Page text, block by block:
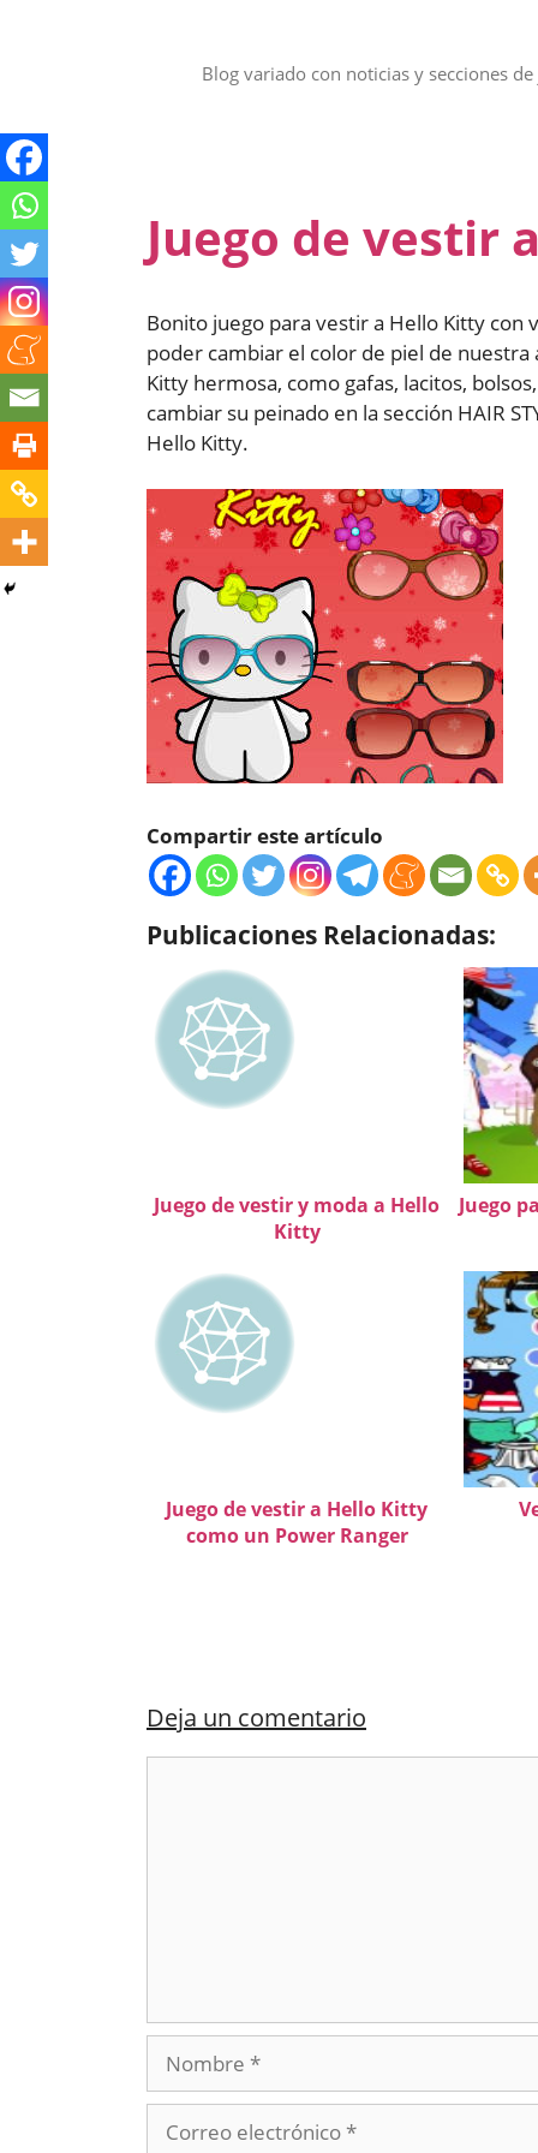
Blog variado con noticias y secciones
Juego de vestir
Bonito juego para vestir a Hello Kitty
poder cambiar el color de piel de
Kitty hermosa, como gafas, lacitos,
cambiar su peinado en la sección HAIR
Hello Kitty.
Compartir este artículo
Publicaciones Relacionadas:
Juego de vestir y moda a Hello
Kitty
Juego
Juego de vestir a Hello Kitty
como un Power Ranger
Deja un comentario
Nombre